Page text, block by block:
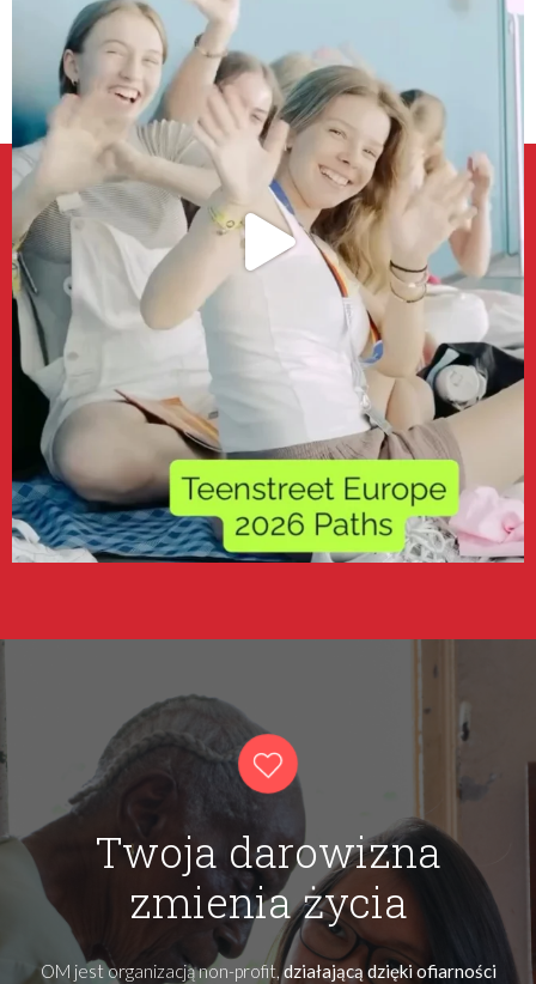
Twoja darowizna
zmienia życia
OM jest organizacją non-profit,działającą dzięki ofiarności